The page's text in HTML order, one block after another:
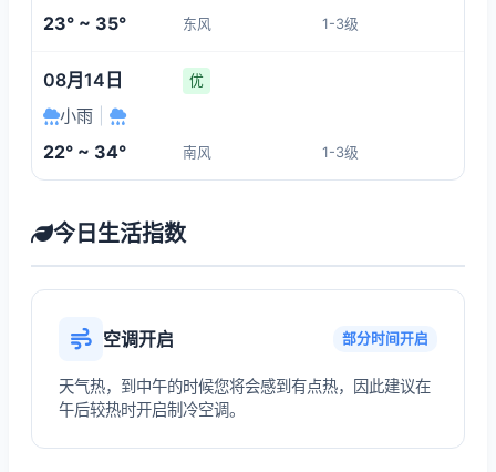
23° ~ 35° 东风 1-3级
08月14日 优
小雨
22° ~ 34° 南风 1-3级
今日生活指数
空调开启 部分时间开启
天气热，到中午的时候您将会感到有点热，因此建议在
午后较热时开启制冷空调。